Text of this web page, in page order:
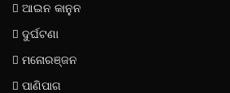
ଆଇନ କାନୁନ
ଦୁର୍ଘଟଣା
ମନୋରଞ୍ଜନ
ପାଣିପାଗ